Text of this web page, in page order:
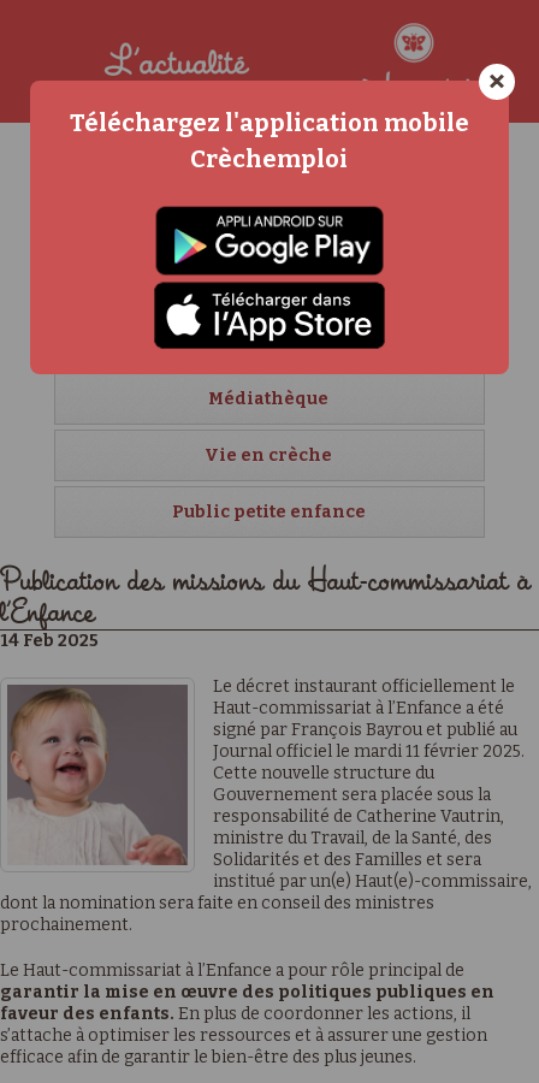
Agenda
Carrière et formation
Crèches étrangères
Créer sa crèche
Médiathèque
Vie en crèche
Public petite enfance
Publication des missions du Haut-commissariat à
l’Enfance
14 Feb 2025
Le décret instaurant officiellement le
Haut-commissariat à l’Enfance a été
signé par François Bayrou et publié au
Journal officiel le mardi 11 février 2025.
Cette nouvelle structure du
Gouvernement sera placée sous la
responsabilité de Catherine Vautrin,
ministre du Travail, de la Santé, des
Solidarités et des Familles et sera
institué par un(e) Haut(e)-commissaire,
dont la nomination sera faite en conseil des ministres
prochainement.
Le Haut-commissariat à l’Enfance a pour rôle principal de
garantir la mise en œuvre des politiques publiques en
faveur des enfants. En plus de coordonner les actions, il
s’attache à optimiser les ressources et à assurer une gestion
efficace afin de garantir le bien-être des plus jeunes.
×
Téléchargez l'application mobile
Crèchemploi